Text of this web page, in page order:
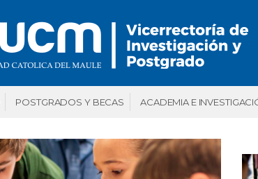
POSTGRADOS Y BECAS ACADEMIA E